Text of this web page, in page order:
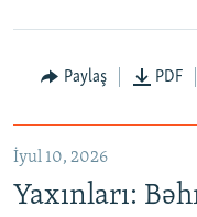
Paylaş PDF
İyul 10, 2026
Yaxınları: